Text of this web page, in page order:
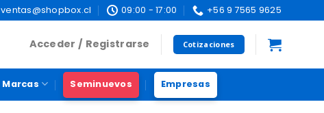
ventas@shopbox.cl 09:00 - 17:00 +56 9 7565 9625
Acceder / Registrarse Cotizaciones
Marcas Seminuevos Empresas